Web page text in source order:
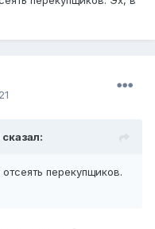
перекупщиков.